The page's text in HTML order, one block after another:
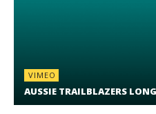
VIMEO
AUSSIE TRAILBLAZERS